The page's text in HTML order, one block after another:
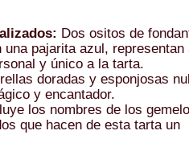
Dos ositos de
pajarita azul, representan
y único a la tarta.
doradas y esponjosas
y encantador.
los nombres de los
que hacen de esta tarta un